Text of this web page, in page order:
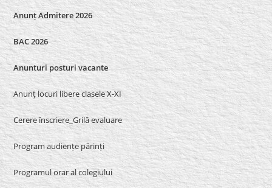
Anunț Admitere 2026
BAC 2026
Anunturi posturi vacante
Anunț locuri libere clasele X-XI
Cerere înscriere_Grilă evaluare
Program audiențe părinți
Programul orar al colegiului